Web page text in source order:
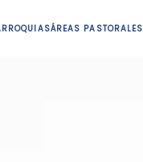
ÁREAS PASTORALES